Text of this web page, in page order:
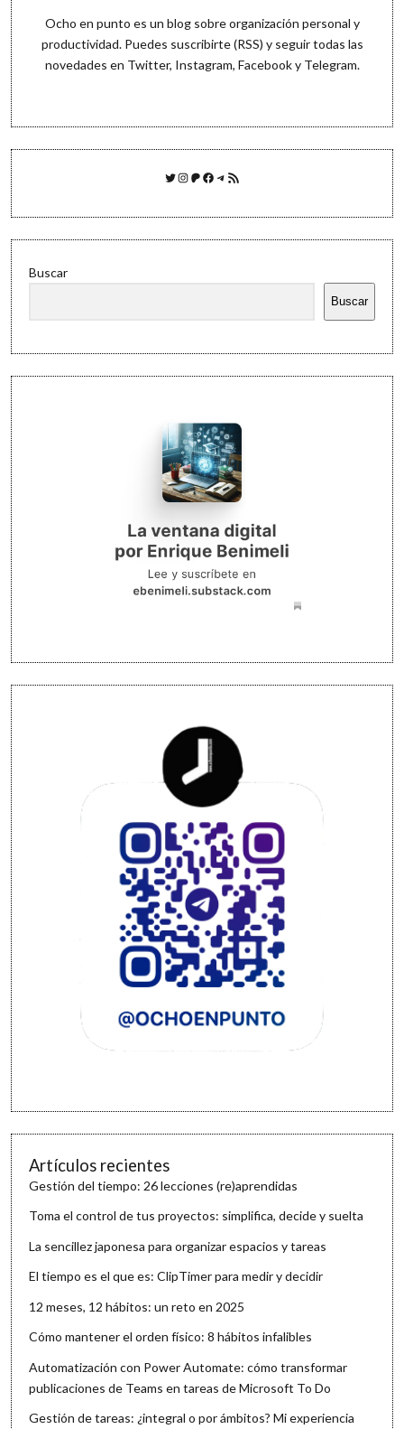
Ocho en punto es un blog sobre organización personal y
productividad. Puedes suscribirte (RSS) y seguir todas las
novedades en Twitter, Instagram, Facebooky Telegram.
Twitter
Instagram
Patreon
Facebook
Telegram
Feed RSS
Buscar
Buscar
Artículos recientes
Gestión del tiempo: 26 lecciones (re)aprendidas
Toma el control de tus proyectos: simplifica, decide y suelta
La sencillez japonesa para organizar espacios y tareas
El tiempo es el que es: ClipTimer para medir y decidir
12 meses, 12 hábitos: un reto en 2025
Cómo mantener el orden físico: 8 hábitos infalibles
Automatización con Power Automate: cómo transformar
publicaciones de Teams en tareas de Microsoft To Do
Gestión de tareas: ¿integral o por ámbitos? Mi experiencia